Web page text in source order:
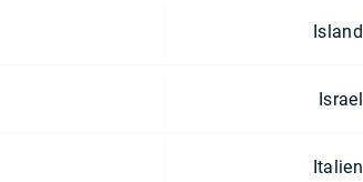
Island
Israel
Italien